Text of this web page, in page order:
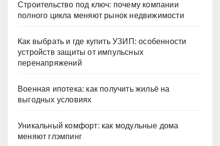
Строительство под ключ: почему компании
полного цикла меняют рынок недвижимости
Как выбрать и где купить УЗИП: особенности
устройств защиты от импульсных
перенапряжений
Военная ипотека: как получить жильё на
выгодных условиях
Уникальный комфорт: как модульные дома
меняют глэмпинг